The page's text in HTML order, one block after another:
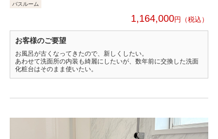
バスルーム
1,164,000円
お客様のご要望
お風呂が古くなってきたので、新しくしたい。
あわせて洗面所の内装も綺麗にしたいが、数年前に交換した洗面
化粧台はそのまま使いたい。